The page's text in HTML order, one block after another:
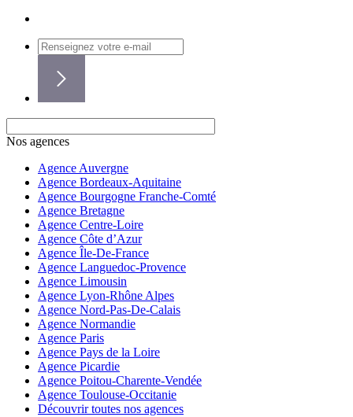
Nos agences
Agence Auvergne
Agence Bordeaux-Aquitaine
Agence Bourgogne Franche-Comté
Agence Bretagne
Agence Centre-Loire
Agence Côte d’Azur
Agence Île-De-France
Agence Languedoc-Provence
Agence Limousin
Agence Lyon-Rhône Alpes
Agence Nord-Pas-De-Calais
Agence Normandie
Agence Paris
Agence Pays de la Loire
Agence Picardie
Agence Poitou-Charente-Vendée
Agence Toulouse-Occitanie
Découvrir toutes nos agences